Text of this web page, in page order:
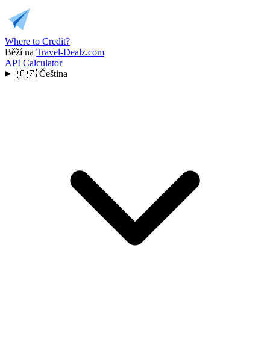
Where to Credit?
Běží na Travel-Dealz.com
API Calculator
🇨🇿 Čeština